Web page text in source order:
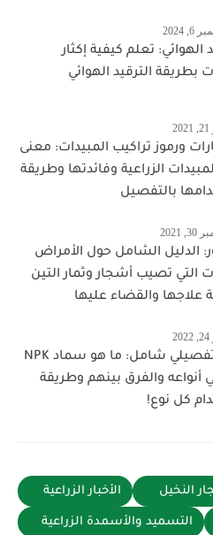
تعلم كيفية إكثار
الترقيد الهوائي
ورموز تراكيب المبيدات: معنى
الزراعية وفائدتها وطريقة
بالتفصيل
الشامل حول الأمراض
تصيب أشجار وثمار التين
والقضاء عليها
دليل تفصيلي شامل: ما هو سماد NPK
والفرق بينهم وطريقة
كل نوع!
الأخبار الزراعية
التسميد والأسمدة الزراعية